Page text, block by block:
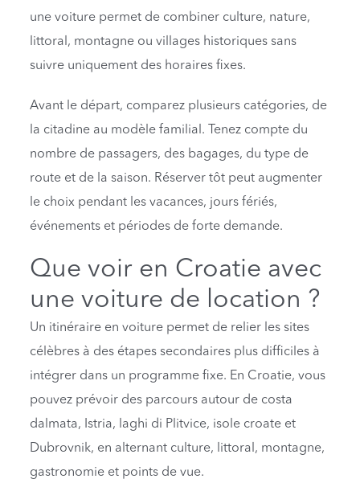
une voiture permet de combiner culture, nature,
littoral, montagne ou villages historiques sans
suivre uniquement des horaires fixes.
Avant le départ, comparez plusieurs catégories, de
la citadine au modèle familial. Tenez compte du
nombre de passagers, des bagages, du type de
route et de la saison. Réserver tôt peut augmenter
le choix pendant les vacances, jours fériés,
événements et périodes de forte demande.
Que voir en Croatie avec
une voiture de location ?
Un itinéraire en voiture permet de relier les sites
célèbres à des étapes secondaires plus difficiles à
intégrer dans un programme fixe. En Croatie, vous
pouvez prévoir des parcours autour de costa
dalmata, Istria, laghi di Plitvice, isole croate et
Dubrovnik, en alternant culture, littoral, montagne,
gastronomie et points de vue.